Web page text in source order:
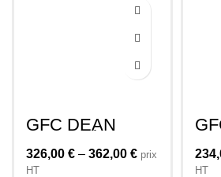
ancien
GFC DEAN
Accoudoir
Biseauté avec
Stockage
326,00 € – 362,00 € prix
HT
HT